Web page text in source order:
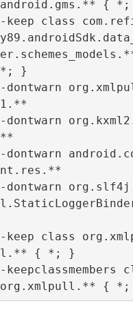
android.gms.** {
-keep class
*; }
-dontwarn
1.**
-dontwarn
**
-dontwarn
nt.res.**
-dontwarn
-keep class
l.** { *; }
-keepclassmembers